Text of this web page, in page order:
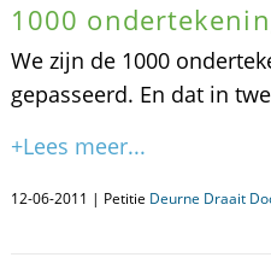
1000
We zijn de 1000
gepasseerd. En dat in
+Lees meer...
12-06-2011 | Petitie Deurne Draait